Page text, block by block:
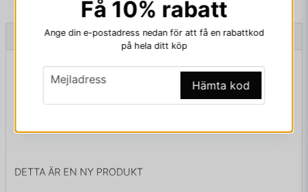
Beskrivning
Beskrivning av THE OFFICIAL NINTENDO
MAGAZINE NR 99 OKTOBER 2013
THE OFFICIAL NINTENDO MAGAZINE NR 99 OKTOBER
DETTA ÄR EN NY PRODUKT
Få 10% rabatt
Ange din e-postadress nedan för att få en rabattkod
på hela ditt köp
email
Mejladress Hämta kod